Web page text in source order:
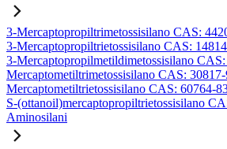
3-Mercaptopropiltrimetossisilano CAS:
3-Mercaptopropiltrietossisilano CAS:
3-Mercaptopropilmetildimetossisilano CAS:
Mercaptometiltrimetossisilano CAS:
Mercaptometiltrietossisilano CAS: 60764-
S-(ottanoil)mercaptopropiltrietossisilano
Aminosilani